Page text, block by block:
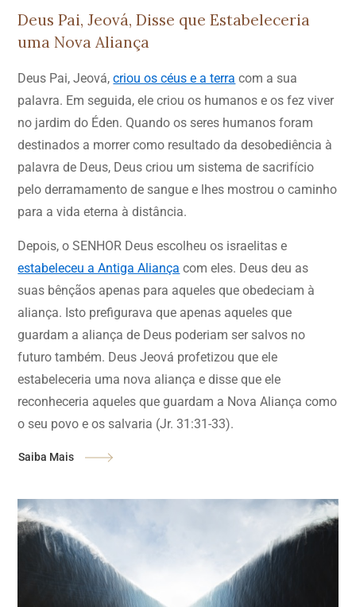
Deus Pai, Jeová, Disse que Estabeleceria
uma Nova Aliança
Deus Pai, Jeová,criou os céus e a terra com a sua
palavra. Em seguida, ele criou os humanos e os fez viver
no jardim do Éden. Quando os seres humanos foram
destinados a morrer como resultado da desobediência à
palavra de Deus, Deus criou um sistema de sacrifício
pelo derramamento de sangue e lhes mostrou o caminho
para a vida eterna à distância.
Depois, o SENHOR Deus escolheu os israelitas e
estabeleceu a Antiga Aliança com eles. Deus deu as
suas bênçãos apenas para aqueles que obedeciam à
aliança. Isto prefigurava que apenas aqueles que
guardam a aliança de Deus poderiam ser salvos no
futuro também. Deus Jeová profetizou que ele
estabeleceria uma nova aliança e disse que ele
reconheceria aqueles que guardam a Nova Aliança como
o seu povo e os salvaria (Jr. 31:31-33).
Saiba Mais